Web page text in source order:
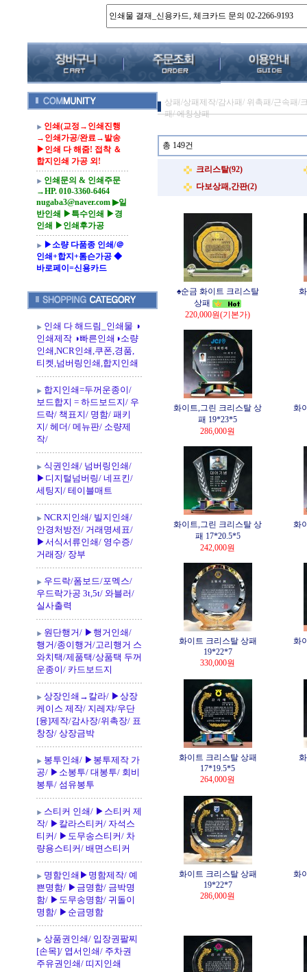
인쇄(교정→인쇄진행
→인쇄가공/완료→발송
▶인쇄 다 해줌! 접착 ＆
합지인쇄 가공 외!
인쇄문의 & 인쇄주문
→HP. 010-3360-6464
nugaba3@naver.com ▶일
반인쇄 ▶특수인쇄 ▶경
인쇄 ▶인쇄후가공
▶소량 다품종 인쇄/＠
인쇄+합지+톰슨가공 ◆
바로페이=신용카드
인쇄 다 해드림_인쇄물 ◑
인쇄제작 ◑빠른인쇄◑소량
인쇄,NCR인쇄,쿠폰,경품,
티켓,넘버링인쇄,합지인쇄
합지인쇄=두꺼운종이/
보드합지 = 하드보드지/ 우
드락/ 책표지/ 명함/ 패키
지/ 헤더/ 메뉴판/ 소량제
작/
식권인쇄/ 넘버링인쇄/
▶디지털넘버링/ 네프킨/
세팅지/ 테이블매트
NCR지인쇄/ 빌지인쇄/
안경처방전/ 거래명세표/
▶서식서류인쇄/ 영수증/
거래장/ 장부
우드락/폼보드/포멕스/
우드락가공 3t,5t/ 와블러/
실사출력
원단행거/ ▶행거인쇄/
행거/종이행거/고리행거 스
와치택/제품택/상품택 두꺼
운종이/ 카드보드지
상장인쇄→칼라/ ▶상장
케이스 제작/ 지레쟈/우단
[융]제작/감사장/위촉장/ 표
창장/ 상장금박
봉투인쇄/ ▶봉투제작 가
공/ ▶소봉투/ 대봉투/ 회비
봉투/ 섬유봉투
스티커 인쇄/ ▶스티커 제
작/ ▶칼라스티커/ 자석스
티커/ ▶도무송스티커/ 차
량용스티커/ 배면스티커
명함인쇄▶명함제작/ 예
쁜명함/ ▶금명함/ 금박명
함/ ▶도무송명함/ 귀돌이
명함/ ▶순금명함
상품권인쇄/ 입장권팔찌
[손목]/ 엽서인쇄/ 주차권
주유권인쇄/ 띠지인쇄
상패/상패제작/감사패/ 위촉패/근속패/
패/ 에칭상패
총 149건
크리스탈(92)
다보상패,간판(2)
♠순금 화이트 크리스탈
상패
220,000원(기본가)
화이트,그린 크리스탈 상
패 19*23*5
286,000원
화
화이트,그린 크리스탈 상
패 17*20.5*5
242,000원
화
화이트 크리스탈 상패
19*22*7
330,000원
화
화이트 크리스탈 상패
17*19.5*5
264,000원
화이트 크리스탈 상패
19*22*7
286,000원
화